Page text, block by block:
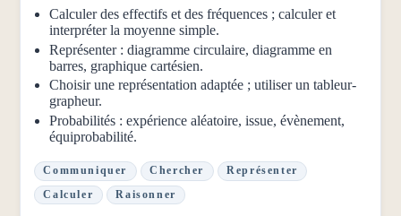
Calculer des effectifs et des fréquences ; calculer et
interpréter la moyenne simple.
Représenter : diagramme circulaire, diagramme en
barres, graphique cartésien.
Choisir une représentation adaptée ; utiliser un tableur-
grapheur.
Probabilités : expérience aléatoire, issue, évènement,
équiprobabilité.
Communiquer Chercher
Représenter
Calculer
Raisonner